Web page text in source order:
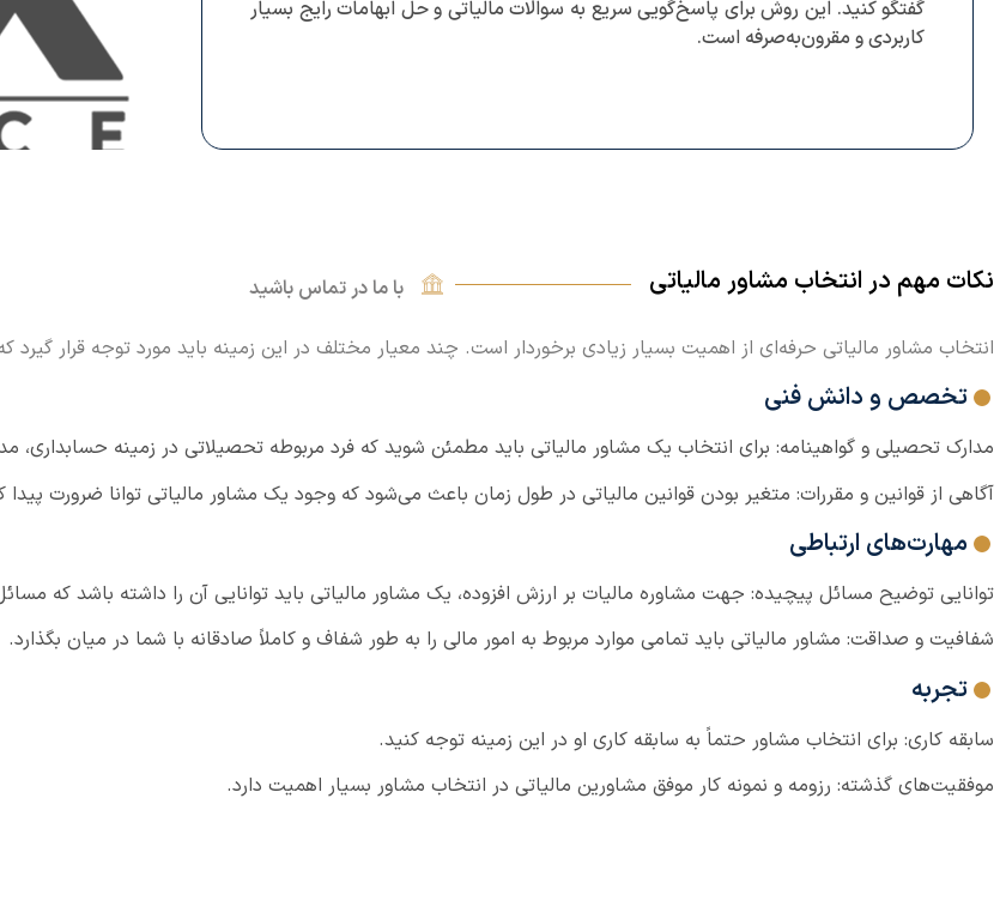
گفتگو کنید. این روش برای پاسخ‌گویی سریع به سوالات مالیاتی و حل ابهامات رایج بسیار
کاربردی و مقرون‌به‌صرفه است.
نکات مهم در انتخاب مشاور مالیاتی با ما در تماس باشید
انتخاب مشاور مالیاتی حرفه‌ای از اهمیت بسیار زیادی برخوردار است. چند معیار مختلف در این زمینه باید مورد توجه قرار گیرد
تخصص و دانش فنی
مدارک تحصیلی و گواهینامه: برای انتخاب یک مشاور مالیاتی باید مطمئن شوید که فرد مربوطه تحصیلاتی در زمینه حسابداری،
آگاهی از قوانین و مقررات: متغیر بودن قوانین مالیاتی در طول زمان باعث می‌شود که وجود یک مشاور مالیاتی توانا ضرورت پیدا
مهارت‌های ارتباطی
توانایی توضیح مسائل پیچیده: جهت مشاوره مالیات بر ارزش افزوده، یک مشاور مالیاتی باید توانایی آن را داشته باشد که
شفافیت و صداقت: مشاور مالیاتی باید تمامی موارد مربوط به امور مالی را به طور شفاف و کاملاً صادقانه با شما در میان بگذارد.
تجربه
سابقه کاری: برای انتخاب مشاور حتماً به سابقه کاری او در این زمینه توجه کنید.
موفقیت‌های گذشته: رزومه و نمونه کار موفق مشاورین مالیاتی در انتخاب مشاور بسیار اهمیت دارد.